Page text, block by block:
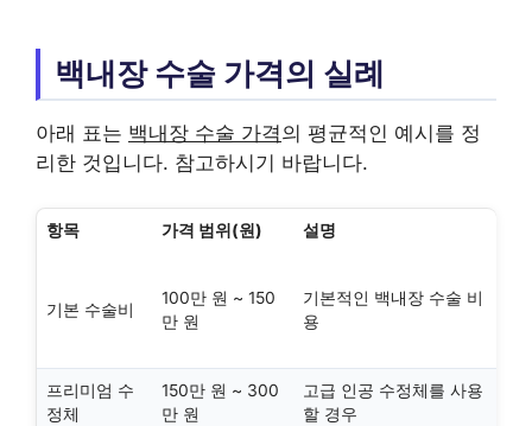
백내장 수술 가격의 실례
아래 표는 백내장 수술 가격의 평균적인 예시를 정
리한 것입니다. 참고하시기 바랍니다.
항목 가격 범위(원) 설명
기본 수술비
100만 원 ~ 150
만 원
기본적인 백내장 수술 비
용
프리미엄 수
정체
150만 원 ~ 300
만 원
고급 인공 수정체를 사용
할 경우